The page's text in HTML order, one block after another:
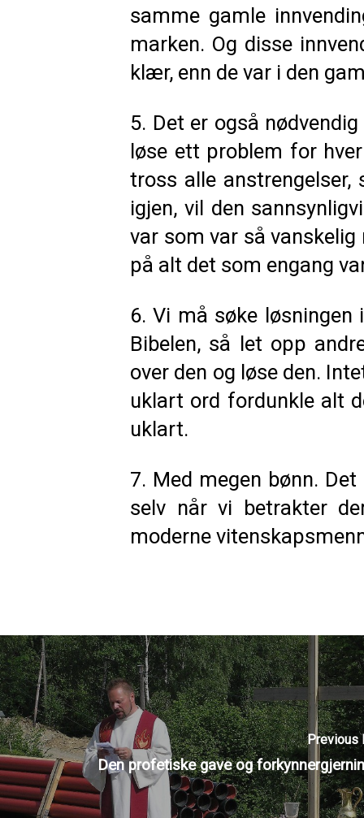
samme gamle
marken. Og disse
klær, enn de var i den
5. Det er også
løse ett problem for
tross alle
igjen, vil den
var som var så
på alt det som engang
6. Vi må søke løsningen
Bibelen, så let opp
over den og løse den.
uklart ord fordunkle alt
uklart.
7. Med megen bønn.
selv når vi betrakter
moderne
Previous
Den profetiske gave og